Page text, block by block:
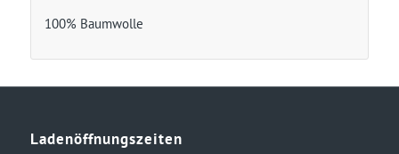
100% Baumwolle
Ladenöffnungszeiten